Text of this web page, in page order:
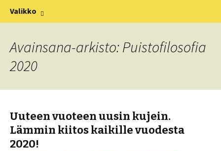
Puistofilosofia
XV Puistofilosofia-viikko Ikaalisissa
15.-19.7.2025
Valikko
Avainsana-arkisto: Puistofilosofia
2020
Uuteen vuoteen uusin kujein.
Lämmin kiitos kaikille vuodesta
2020!